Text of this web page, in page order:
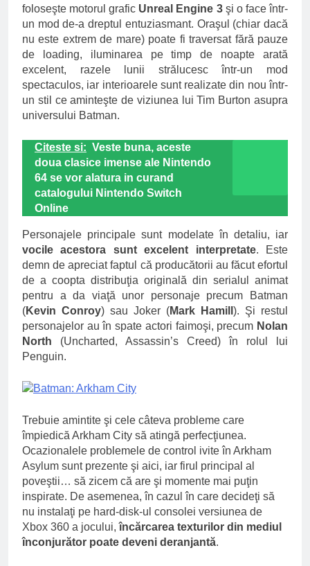
foloseşte motorul grafic Unreal Engine 3şi o face într-
un mod de-a dreptul entuziasmant. Oraşul (chiar dacă
nu este extrem de mare) poate fi traversat fără pauze
de loading, iluminarea pe timp de noapte arată
excelent, razele lunii strălucesc într-un mod
spectaculos, iar interioarele sunt realizate din nou într-
un stil ce aminteşte de viziunea lui Tim Burton asupra
universului Batman.
Citeste si: Veste buna, aceste
doua clasice imense ale Nintendo
64 se vor alatura in curand
catalogului Nintendo Switch
Online
Personajele principale sunt modelate în detaliu, iar
vocile acestora sunt excelent interpretate. Este
demn de apreciat faptul că producătorii au făcut efortul
de a coopta distribuţia originală din serialul animat
pentru a da viaţă unor personaje precum Batman
(Kevin Conroy) sau Joker (Mark Hamill ). Şi restul
personajelor au în spate actori faimoşi, precum Nolan
North (Uncharted, Assassin’s Creed) în rolul lui
Penguin.
Trebuie amintite şi cele câteva probleme care
împiedică Arkham City să atingă perfecţiunea.
Ocazionalele problemele de control ivite în Arkham
Asylum sunt prezente şi aici, iar firul principal al
poveştii… să zicem că are şi momente mai puţin
inspirate. De asemenea, în cazul în care decideţi să
nu instalaţi pe hard-disk-ul consolei versiunea de
Xbox 360 a jocului,încărcarea texturilor din mediul
înconjurător poate deveni deranjantă.